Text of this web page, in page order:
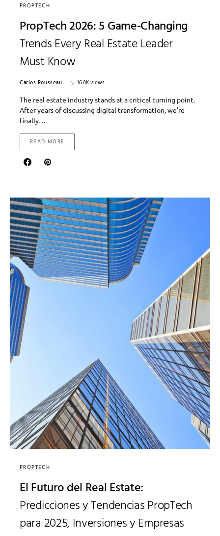
PROPTECH
PropTech 2026: 5 Game-Changing
Trends Every Real Estate Leader
Must Know
Carlos Rousseau
16.0K views
The real estate industry stands at a critical turning point.
After years of discussing digital transformation, we’re
finally…
READ MORE
PROPTECH
El Futuro del Real Estate:
Predicciones y Tendencias PropTech
para 2025, Inversiones y Empresas